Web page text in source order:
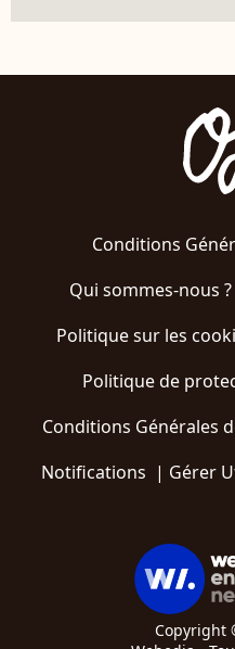
Conditions
Qui sommes-nous ?
Politique sur les
Politique de
Conditions Générales
Notifications | Gérer
Copyright